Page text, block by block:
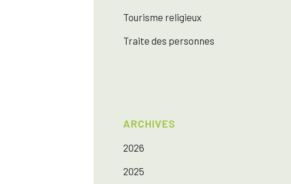
Tourisme religieux
Traite des personnes
ARCHIVES
2026
2025